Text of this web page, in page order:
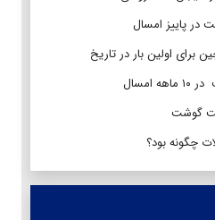
برای اولین بار در تاریخ
گوشت
چگونه بود؟